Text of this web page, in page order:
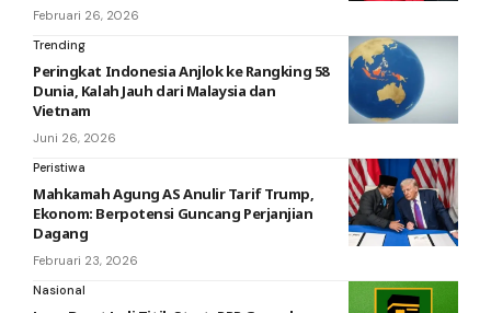
Februari 26, 2026
Trending
Peringkat Indonesia Anjlok ke Rangking 58
Dunia, Kalah Jauh dari Malaysia dan
Vietnam
Juni 26, 2026
Peristiwa
Mahkamah Agung AS Anulir Tarif Trump,
Ekonom: Berpotensi Guncang Perjanjian
Dagang
Februari 23, 2026
Nasional